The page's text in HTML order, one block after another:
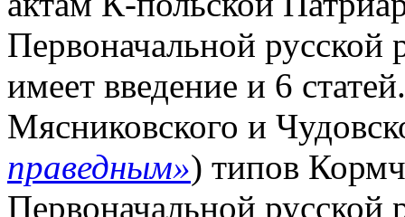
Первоначальной
имеет введение и 6
Мясниковского и
праведным») типов
Первоначальной